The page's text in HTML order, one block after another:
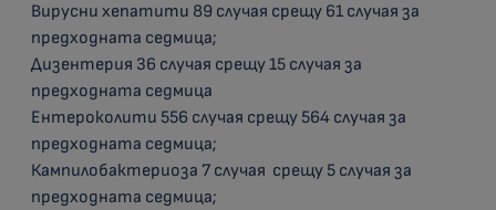
Вирусни хепатити 89 случая срещу 61 случая за
предходната седмица;
Дизентерия 36 случая срещу 15 случая за
предходната седмица
Ентероколити 556 случая срещу 564 случая за
предходната седмица;
Кампилобактериоза 7 случая срещу 5 случая за
предходната седмица;